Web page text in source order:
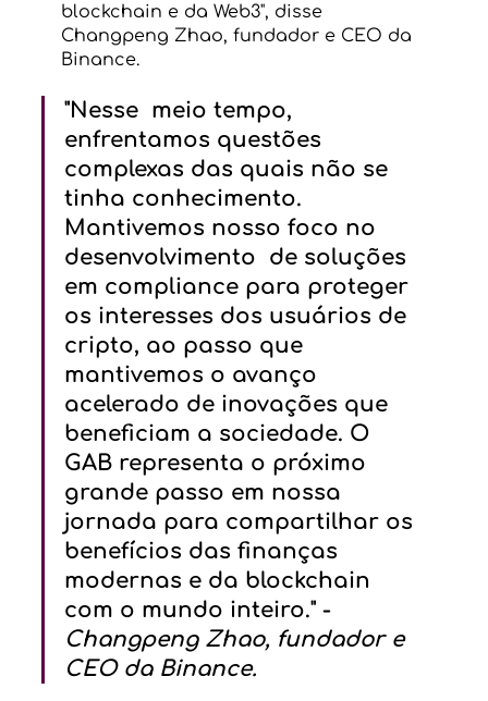
blockchain e da Web3", disse
Changpeng Zhao, fundador e CEO da
Binance.
"Nesse  meio tempo,
enfrentamos questões
complexas das quais não se
tinha conhecimento.
Mantivemos nosso foco no
desenvolvimento  de soluções
em compliance para proteger
os interesses dos usuários de
cripto, ao passo que
mantivemos o avanço
acelerado de inovações que
beneficiam a sociedade. O
GAB representa o próximo
grande passo em nossa
jornada para compartilhar os
benefícios das finanças
modernas e da blockchain
com o mundo inteiro." -
Changpeng Zhao, fundador e
CEO da Binance.